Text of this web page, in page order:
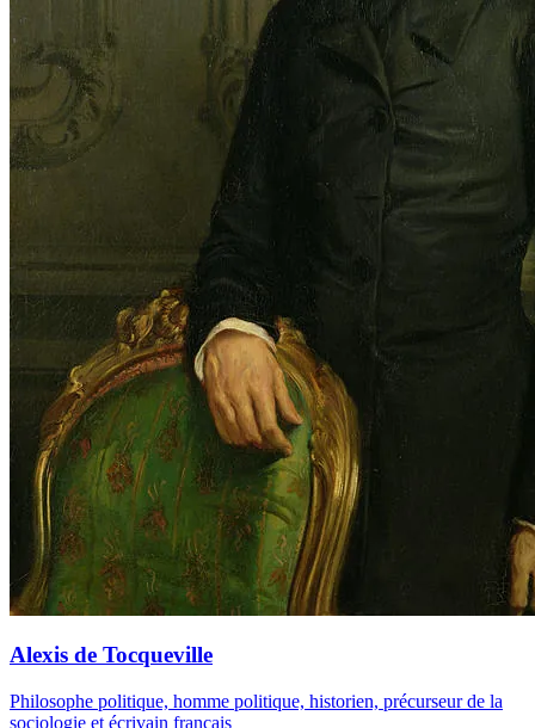
Alexis de Tocqueville
Philosophe politique, homme politique, historien, précurseur de la
sociologie et écrivain français